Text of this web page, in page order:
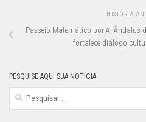
HISTÓRIA
Passeio Matemático por Al-Ândalus
fortalece diálogo
PESQUISE AQUI SUA NOTÍCIA
Pesquisar